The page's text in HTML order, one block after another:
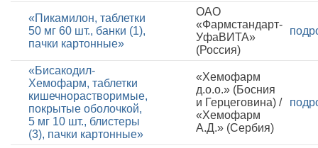
«Пикамилон, таблетки
50 мг 60 шт., банки (1),
пачки картонные»
ОАО
«Фармстандарт-
УфаВИТА»
(Россия)
«Бисакодил-
Хемофарм, таблетки
кишечнорастворимые,
покрытые оболочкой,
5 мг 10 шт., блистеры
(3), пачки картонные»
«Хемофарм
д.о.о.» (Босния
и Герцеговина) /
«Хемофарм
А.Д.» (Сербия)